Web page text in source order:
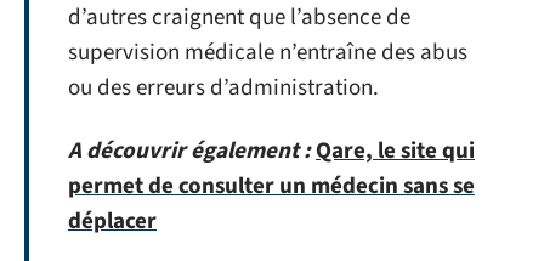
d’autres craignent que l’absence de
supervision médicale n’entraîne des abus
ou des erreurs d’administration.
A découvrir également :Qare, le site qui
permet de consulter un médecin sans se
déplacer